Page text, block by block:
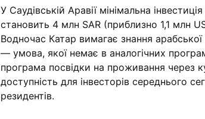
У Саудівській Аравії мінімальна
становить 4 млн SAR (приблизно 1,1 млн
Водночас Катар вимагає знання
— умова, якої немає в аналогічних
програма посвідки на проживання через
доступність для інвесторів середнього
резидентів.